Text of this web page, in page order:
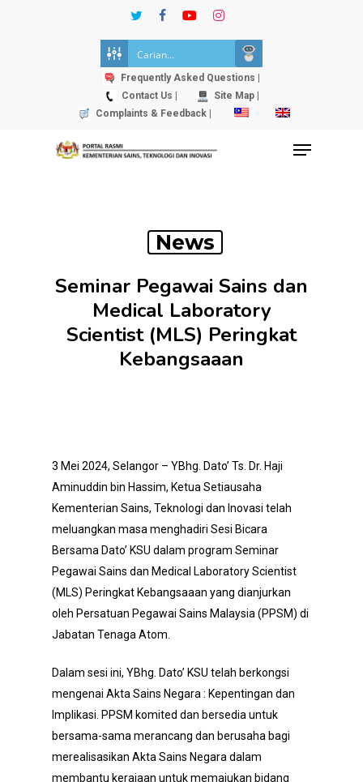
twitterfacebookyoutubeinstagram
Frequently Asked Questions |
Contact Us |
Site Map |
Complaints & Feedback |
Menu
News
Seminar Pegawai Sains dan
Medical Laboratory
Scientist (MLS) Peringkat
Kebangsaaan
3 Mei 2024, Selangor – YBhg. Dato’ Ts. Dr. Haji
Aminuddin bin Hassim, Ketua Setiausaha
Kementerian Sains, Teknologi dan Inovasi telah
meluangkan masa menghadiri Sesi Bicara
Bersama Dato’ KSU dalam program Seminar
Pegawai Sains dan Medical Laboratory Scientist
(MLS) Peringkat Kebangsaaan yang dianjurkan
oleh Persatuan Pegawai Sains Malaysia (PPSM) di
Jabatan Tenaga Atom.
Dalam sesi ini, YBhg. Dato’ KSU telah berkongsi
mengenai Akta Sains Negara : Kepentingan dan
Implikasi. PPSM komited dan bersedia untuk
bersama-sama merancang dan berusaha bagi
merealisasikan Akta Sains Negara dalam
membantu kerajaan untuk memajukan bidang